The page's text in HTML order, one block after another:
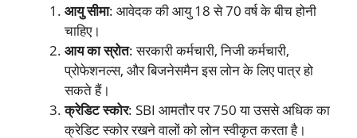
आयु सीमा: आवेदक की आयु 18 से 70 वर्ष के बीच होनी
चाहिए।
आय का स्रोत: सरकारी कर्मचारी, निजी कर्मचारी,
प्रोफेशनल्स, और बिजनेसमैन इस लोन के लिए पात्र हो
सकते हैं।
क्रेडिट स्कोर: SBI आमतौर पर 750 या उससे अधिक का
क्रेडिट स्कोर रखने वालों को लोन स्वीकृत करता है।